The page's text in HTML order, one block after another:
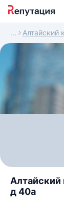
Алтайский
Алтайский
д 40а